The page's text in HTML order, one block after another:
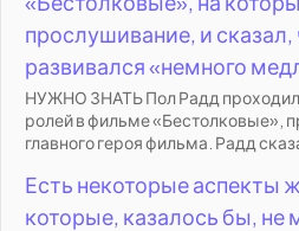
прослушивание, и
развивался «немного
НУЖНО ЗНАТЬ Пол Радд
ролей в фильме «Бестолковые»,
главного героя фильма. Радд
Есть некоторые аспекты
которые, казалось бы, не